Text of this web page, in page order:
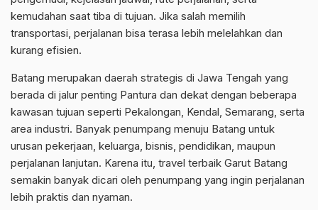
kemudahan saat tiba di tujuan. Jika salah memilih
transportasi, perjalanan bisa terasa lebih melelahkan dan
kurang efisien.
Batang merupakan daerah strategis di Jawa Tengah yang
berada di jalur penting Pantura dan dekat dengan beberapa
kawasan tujuan seperti Pekalongan, Kendal, Semarang, serta
area industri. Banyak penumpang menuju Batang untuk
urusan pekerjaan, keluarga, bisnis, pendidikan, maupun
perjalanan lanjutan. Karena itu, travel terbaik Garut Batang
semakin banyak dicari oleh penumpang yang ingin perjalanan
lebih praktis dan nyaman.